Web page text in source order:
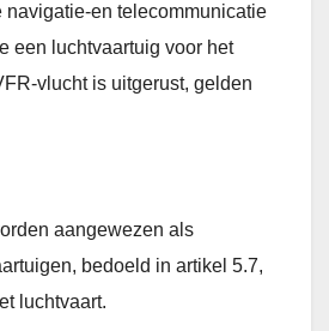
navigatie-en telecommunicatie
een luchtvaartuig voor het
vlucht is uitgerust, gelden
aangewezen als
bedoeld in artikel 5.7,
luchtvaart.